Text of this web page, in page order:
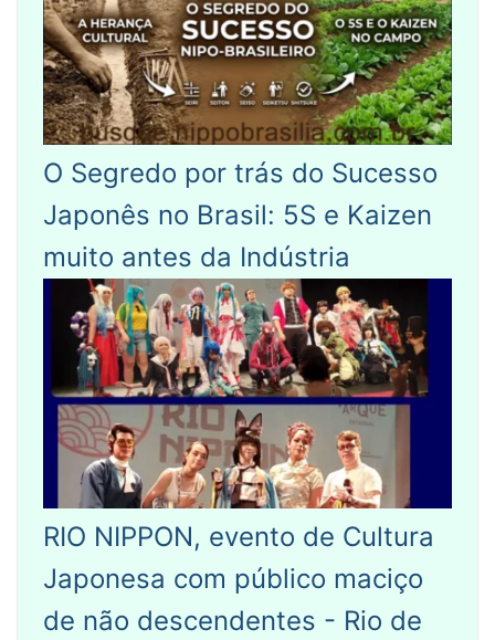
O Segredo por trás do Sucesso
Japonês no Brasil: 5S e Kaizen
muito antes da Indústria
RIO NIPPON, evento de Cultura
Japonesa com público maciço
de não descendentes - Rio de